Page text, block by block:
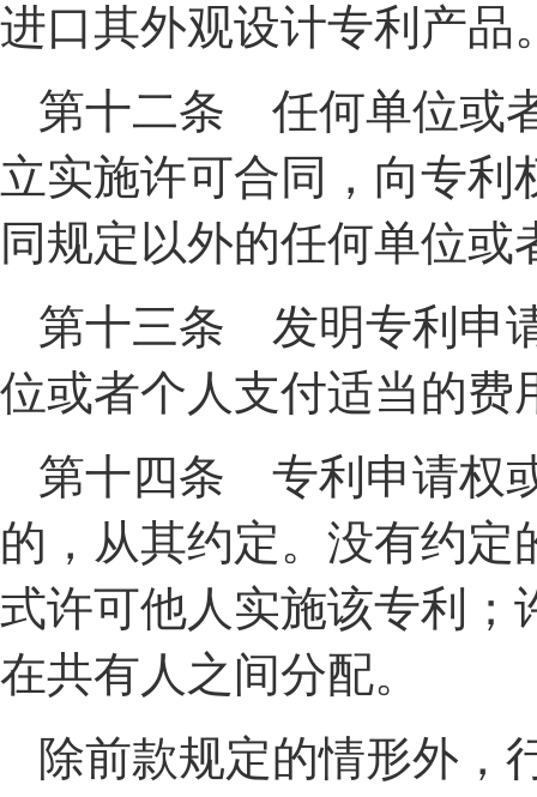
进口其外观设计专利产品
第十二条 任何单位或
立实施许可合同，向专
同规定以外的任何单位
第十三条 发明专利申
位或者个人支付适当的费
第十四条 专利申请权
的，从其约定。没有约
式许可他人实施该专利；
在共有人之间分配。
除前款规定的情形外，